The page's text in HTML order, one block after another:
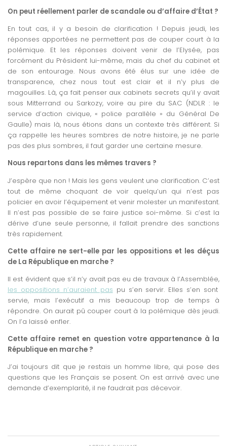
On peut réellement parler de scandale ou d’affaire d’État ?
En tout cas, il y a besoin de clarification ! Depuis jeudi, les
réponses apportées ne permettent pas de couper court à la
polémique. Et les réponses doivent venir de l’Elysée, pas
forcément du Président lui-même, mais du chef du cabinet et
de son entourage. Nous avons été élus sur une idée de
transparence, chez nous tout est clair et il n’y plus de
magouilles. Là, ça fait penser aux cabinets secrets qu’il y avait
sous Mitterrand ou Sarkozy, voire au pire du SAC (NDLR : le
service d’action civique, « police parallèle » du Général De
Gaulle) mais là, nous étions dans un contexte très différent. Si
ça rappelle les heures sombres de notre histoire, je ne parle
pas des plus sombres, il faut garder une certaine mesure.
Nous repartons dans les mêmes travers ?
J’espère que non ! Mais les gens veulent une clarification. C’est
tout de même choquant de voir quelqu’un qui n’est pas
policier en avoir l’équipement et venir molester un manifestant.
Il n’est pas possible de se faire justice soi-même. Si c’est la
dérive d’une seule personne, il fallait prendre des sanctions
très rapidement.
Cette affaire ne sert-elle par les oppositions et les déçus
de La République en marche ?
Il est évident que s’il n’y avait pas eu de travaux à l’Assemblée,
les oppositions n’auraient pas pu s’en servir. Elles s’en sont
servie, mais l’exécutif a mis beaucoup trop de temps à
répondre. On aurait pû couper court à la polémique dès jeudi.
On l’a laissé enfler.
Cette affaire remet en question votre appartenance à la
République en marche ?
J’ai toujours dit que je restais un homme libre, qui pose des
questions que les Français se posent. On est arrivé avec une
demande d’exemplarité, il ne faudrait pas décevoir.